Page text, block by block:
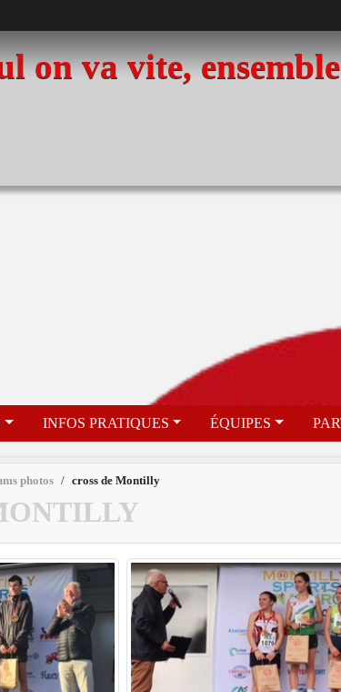
on va vite,
INFOS PRATIQUES ÉQUIPES
photos cross de Montilly